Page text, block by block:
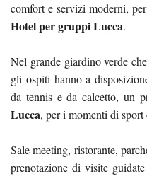
comfort e servizi moderni,
Hotel per gruppi Lucca.
Nel grande giardino verde
gli ospiti hanno a
da tennis e da calcetto, un
Lucca, per i momenti di sport
Sale meeting, ristorante,
prenotazione di visite